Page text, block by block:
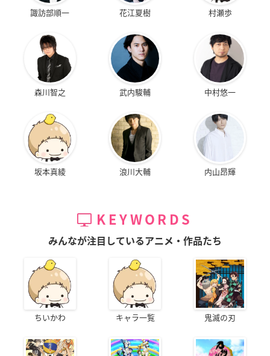
諏訪部順一 花江夏樹 村瀬歩
森川智之 武内駿輔 中村悠一
坂本真綾 浪川大輔 内山昂輝
KEYWORDS
みんなが注目しているアニメ・作品たち
ちいかわ キャラ一覧 鬼滅の刃